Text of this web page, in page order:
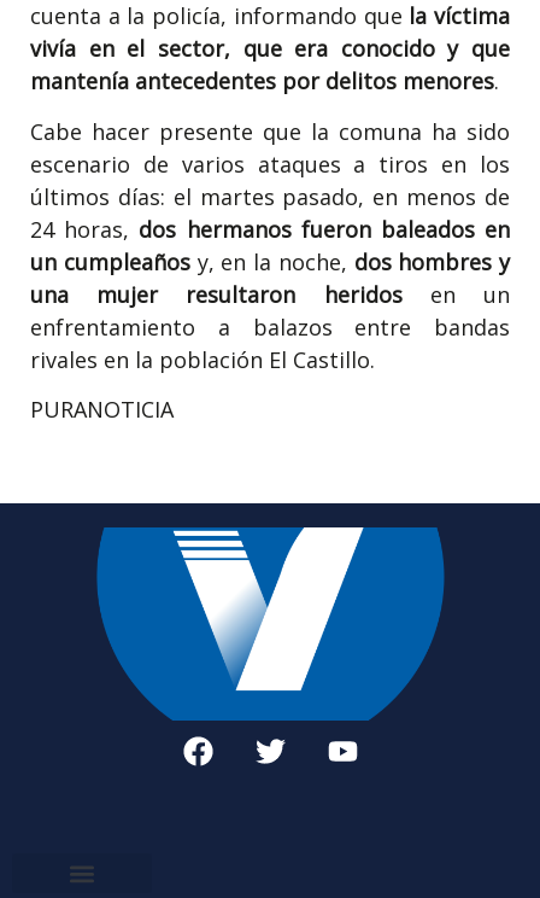
cuenta a la policía, informando que la víctima
vivía en el sector, que era conocido y que
mantenía antecedentes por delitos menores.
Cabe hacer presente que la comuna ha sido
escenario de varios ataques a tiros en los
últimos días: el martes pasado, en menos de
24 horas, dos hermanos fueron baleados en
un cumpleañosy, en la noche, dos hombres y
una mujer resultaron heridosen un
enfrentamiento a balazos entre bandas
rivales en la población El Castillo.
PURANOTICIA